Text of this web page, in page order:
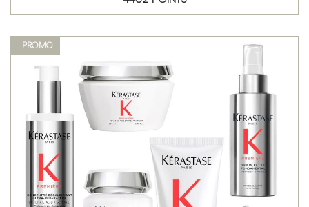
PROMO